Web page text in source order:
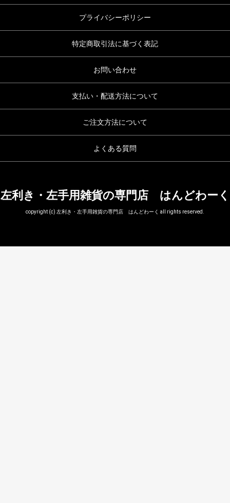
プライバシーポリシー
特定商取引法に基づく表記
お問い合わせ
支払い・配送方法について
ご注文方法について
よくある質問
左利き・左手用雑貨の専門店 はんどわーく
copyright (c) 左利き・左手用雑貨の専門店 はんどわーく all rights reserved.